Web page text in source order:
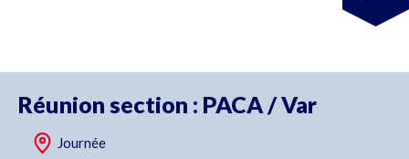
Réunion section : PACA / Var
Journée